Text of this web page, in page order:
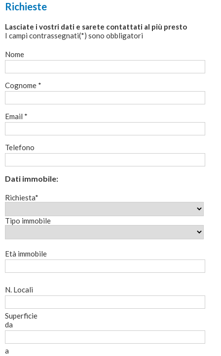
Richieste
Lasciate i vostri dati e sarete contattati al più presto
I campi contrassegnati(*) sono obbligatori
Nome
Cognome *
Email *
Telefono
Dati immobile:
Richiesta*
Tipo immobile
Età immobile
N. Locali
Superficie
da
a